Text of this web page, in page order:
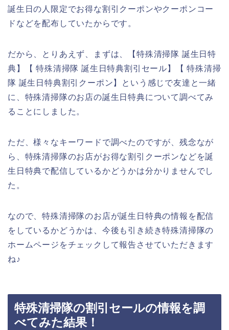
誕生日の人限定でお得な割引クーポンやクーポンコー
ドなどを配布していたからです。
だから、とりあえず、まずは、【特殊清掃隊 誕生日特
典】【 特殊清掃隊 誕生日特典割引セール】【 特殊清掃
隊 誕生日特典割引クーポン】という感じで友達と一緒
に、特殊清掃隊のお店の誕生日特典について調べてみ
ることにしました。
ただ、様々なキーワードで調べたのですが、残念なが
ら、特殊清掃隊のお店がお得な割引クーポンなどを誕
生日特典で配信しているかどうかは分かりませんでし
た。
なので、特殊清掃隊のお店が誕生日特典の情報を配信
をしているかどうかは、今後も引き続き特殊清掃隊の
ホームページをチェックして報告させていただきます
ね♪
特殊清掃隊の割引セールの情報を調
べてみた結果！